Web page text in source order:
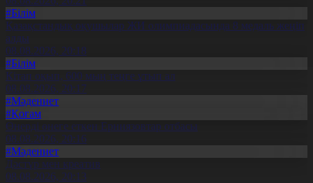
#Білім
Қазақстандық оқушылар ЖИ олимпиадасында 8 медаль жеңіп
алды
08.08.2026, 20:18
#Білім
Кітап оқып, 600 мың теңге ұтып ал
08.08.2026, 20:17
#Мәдениет
#Қоғам
Өнерді өнеге еткен Ерниязовтар отбасы
08.08.2026, 20:16
#Мәдениет
Дәстүр мен креатив
08.08.2026, 20:13